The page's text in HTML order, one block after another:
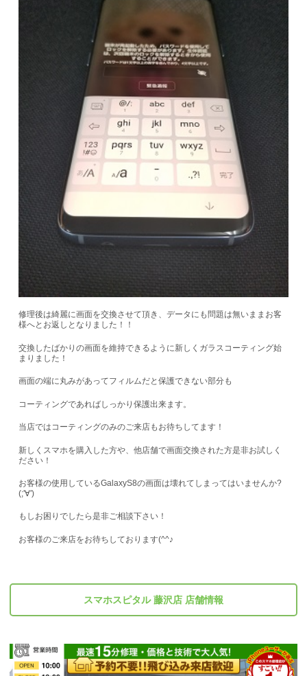
修理後は綺麗に画面を交換させて頂き、データにも問題は無いままお客
様へとお返しとなりました！！
交換したばかりの画面を維持できるように新しくガラスコーティング始
まりました！
画面の端に丸みがあってフィルムだと保護できない部分も
コーティングであればしっかり保護出来ます。
当店ではコーティングのみのご来店もお待ちしてます！
新しくスマホを購入した方や、他店舗で画面交換された方是非お試しく
ださい！
お客様の使用しているGalaxyS8の画面は壊れてしまってはいませんか?
(;'∀')
もしお困りでしたら是非ご相談下さい！
お客様のご来店をお待ちしております(^^♪
スマホスピタル 藤沢店 店舗情報